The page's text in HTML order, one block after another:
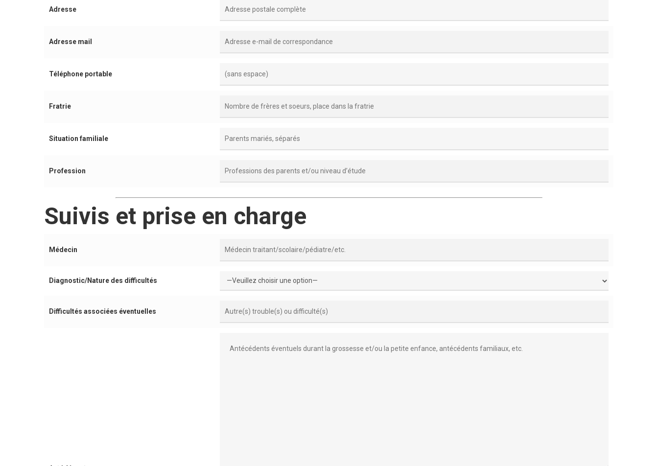
Adresse
Adresse mail
Téléphone portable
Fratrie
Situation familiale
Profession
Suivis et prise en charge
Médecin
Diagnostic/Nature des difficultés
Difficultés associées éventuelles